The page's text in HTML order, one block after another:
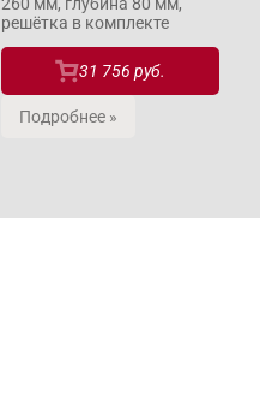
решётка в комплекте
31 756 руб.
Подробнее »